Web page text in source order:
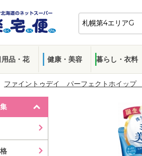
用品・花 健康・美容 暮らし・衣料
ファイントゥデイ パーフェクトホイップ